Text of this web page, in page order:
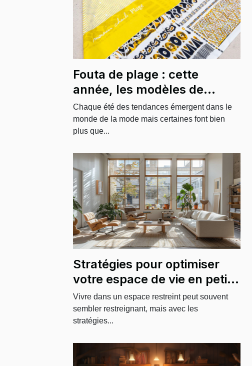
Fouta de plage : cette
année, les modèles de
Monsieur Charli font
sensation !
Chaque été des tendances émergent dans le
monde de la mode mais certaines font bien
plus que...
Stratégies pour optimiser
votre espace de vie en petite
surface
Vivre dans un espace restreint peut souvent
sembler restreignant, mais avec les
stratégies...